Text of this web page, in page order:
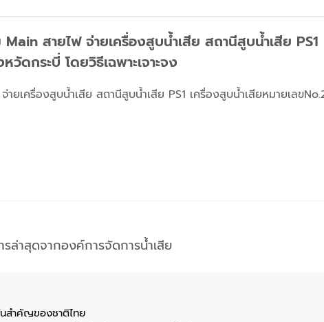
สายไฟ จ่ายเครื่องสูบน้ำเสีย สถานีสูบน้ำเสีย PS1
ดกระบี่ โดยวิธีเฉพาะเจาะจง
ยเครื่องสูบน้ำเสีย สถานีสูบน้ำเสีย PS1 เครื่องสูบน้ำเสียหมายเลข
รล่าสุดจากองค์การจัดการน้ำเสีย
สําคัญของชาติไทย